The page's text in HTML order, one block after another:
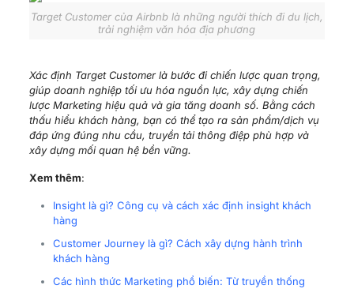
Target Customer của Airbnb là những người thích đi du lịch,
trải nghiệm văn hóa địa phương
Xác định Target Customer là bước đi chiến lược quan trọng,
giúp doanh nghiệp tối ưu hóa nguồn lực, xây dựng chiến
lược Marketing hiệu quả và gia tăng doanh số. Bằng cách
thấu hiểu khách hàng, bạn có thể tạo ra sản phẩm/dịch vụ
đáp ứng đúng nhu cầu, truyền tải thông điệp phù hợp và
xây dựng mối quan hệ bền vững.
Xem thêm:
Insight là gì? Công cụ và cách xác định insight khách
hàng
Customer Journey là gì? Cách xây dựng hành trình
khách hàng
Các hình thức Marketing phổ biến: Từ truyền thống